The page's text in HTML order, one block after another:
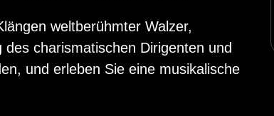
weltberühmter Walzer,
charismatischen Dirigenten und
und erleben Sie eine musikalische